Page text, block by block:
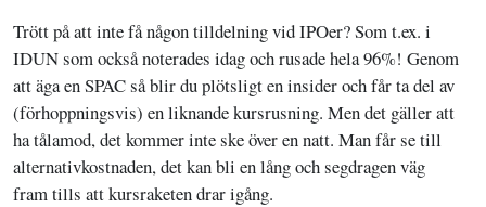
Trött på att inte få någon tilldelning vid IPOer? Som t.ex. i
IDUN som också noterades idag och rusade hela 96%! Genom
att äga en SPAC så blir du plötsligt en insider och får ta del av
(förhoppningsvis) en liknande kursrusning. Men det gäller att
ha tålamod, det kommer inte ske över en natt. Man får se till
alternativkostnaden, det kan bli en lång och segdragen väg
fram tills att kursraketen drar igång.